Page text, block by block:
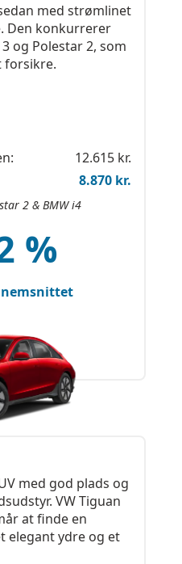
med strømlinet
Den konkurrerer
og Polestar 2, som
forsikre.
12.615 kr.
8.870 kr.
2 & BMW i4
%
med god plads og
VW Tiguan
at finde en
elegant ydre og et